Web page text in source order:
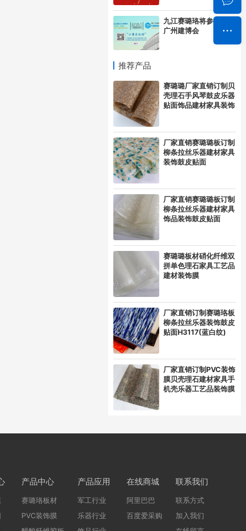
九江赛璐珞将参加17年
广州建博会
推荐产品
赛璐璐厂家直销订制贝
壳理石手风琴鼓皮乐器
贴面饰品建材家具装饰
厂家直销赛璐璐板订制
柳条拉丝乐器建材家具
装饰鼓皮贴面
厂家直销赛璐璐板订制
柳条拉丝乐器建材家具
饰品装饰鼓皮贴面
赛璐璐板材硝化纤维双
拼单色理石家具工艺品
建材装饰膜
厂家直销订制赛璐珞板
柳条拉丝乐器装饰鼓皮
贴面H3117(蓝白纹)
厂家直销订制PVC装饰
膜贝壳理石建材家具手
机壳乐器工艺品装饰膜
产品中心
赛璐珞板材
PVC装饰膜
产品应用
军工行业
乐器行业
在线商城
阿里巴巴
百度爱采购
联系我们
联系方式
加入我们